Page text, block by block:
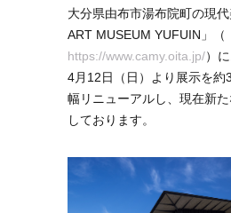
大分県由布市湯布院町の現
ART MUSEUM YUFUIN」（
https://www.camy.oita.jp/）
4月12日（日）より展示を約
幅リニューアルし、現在新
しております。